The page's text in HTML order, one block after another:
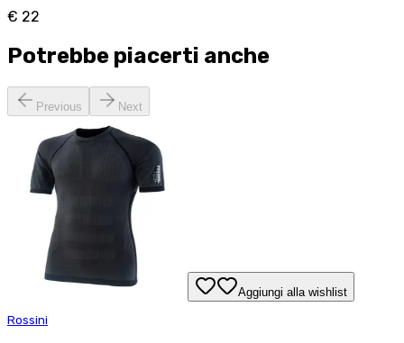
€ 22
Potrebbe piacerti anche
Previous Next
Aggiungi alla wishlist
Rossini